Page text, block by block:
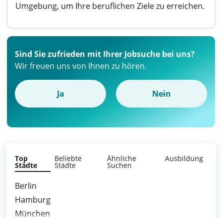
Umgebung, um Ihre beruflichen Ziele zu erreichen.
Sind Sie zufrieden mit Ihrer Jobsuche bei uns?
Wir freuen uns von Ihnen zu hören.
Ja Nein
Top
Städte
Beliebte
Städte
Ähnliche
Suchen
Ausbildung
Berlin
Hamburg
München